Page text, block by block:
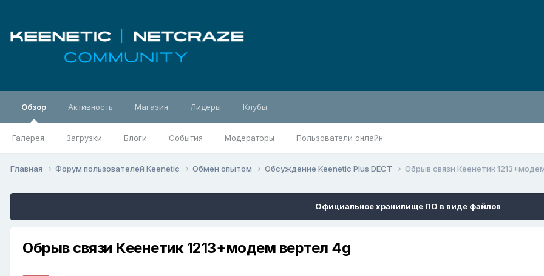
Обзор
Галерея Загрузки Блоги События Модераторы Пользователи онлайн
Активность Магазин Лидеры Клубы
Главная Форум пользователей Keenetic Обмен опытом Обсуждение Keenetic Plus DECT Обрыв связи Кеенетик
Официальное хранилище ПО в виде файлов
Обрыв связи Кеенетик 1213+модем вертел 4g